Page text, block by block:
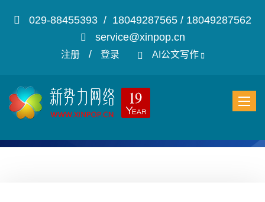
029-88455393 / 18049287565 / 18049287562
service@xinpop.cn
注册/ 登录 AI公文写作